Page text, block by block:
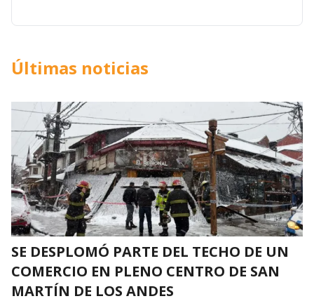
Últimas noticias
SE DESPLOMÓ PARTE DEL TECHO DE UN
COMERCIO EN PLENO CENTRO DE SAN
MARTÍN DE LOS ANDES